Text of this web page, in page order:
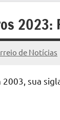
2023:
de Notícias
2003, sua